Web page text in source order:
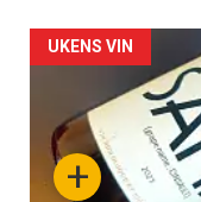
Forsiden
akkurat
nå+
UKENS VIN